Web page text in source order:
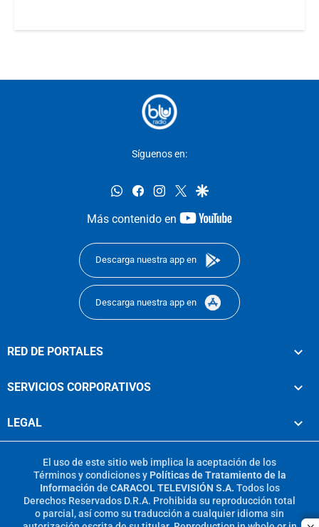
Síguenos en:
whatsappfacebookinstagram
twittergoogle
Más contenido en
youtube-
Descarga nuestra app en
Descarga nuestra app en
RED DE PORTALES
SERVICIOS CORPORATIVOS
LEGAL
El uso de este sitio web implica la aceptación de los
Términos y condicionesy Políticas de Tratamiento de la
Información de CARACOL TELEVISIÓN S.A. Todos los
Derechos Reservados D.R.A. Prohibida su reproducción total
o parcial, así como su traducción a cualquier idioma sin